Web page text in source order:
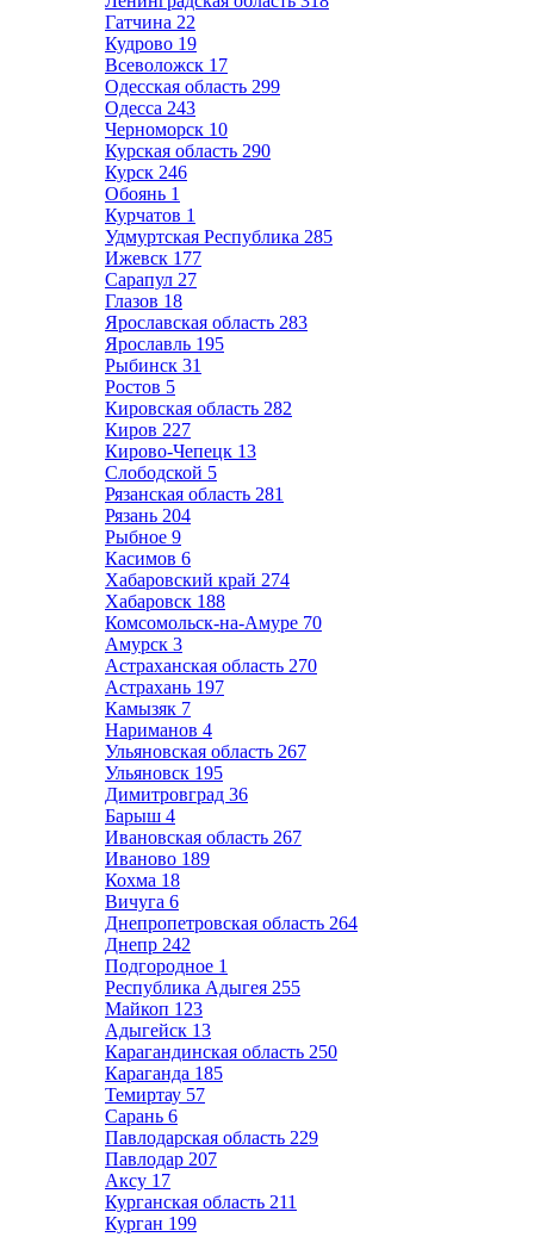
Гатчина 22
Кудрово 19
Всеволожск 17
Одесская область 299
Одесса 243
Черноморск 10
Курская область 290
Курск 246
Обоянь 1
Курчатов 1
Удмуртская Республика 285
Ижевск 177
Сарапул 27
Глазов 18
Ярославская область 283
Ярославль 195
Рыбинск 31
Ростов 5
Кировская область 282
Киров 227
Кирово-Чепецк 13
Слободской 5
Рязанская область 281
Рязань 204
Рыбное 9
Касимов 6
Хабаровский край 274
Хабаровск 188
Комсомольск-на-Амуре 70
Амурск 3
Астраханская область 270
Астрахань 197
Камызяк 7
Нариманов 4
Ульяновская область 267
Ульяновск 195
Димитровград 36
Барыш 4
Ивановская область 267
Иваново 189
Кохма 18
Вичуга 6
Днепропетровская область 264
Днепр 242
Подгородное 1
Республика Адыгея 255
Майкоп 123
Адыгейск 13
Карагандинская область 250
Караганда 185
Темиртау 57
Сарань 6
Павлодарская область 229
Павлодар 207
Аксу 17
Курганская область 211
Курган 199